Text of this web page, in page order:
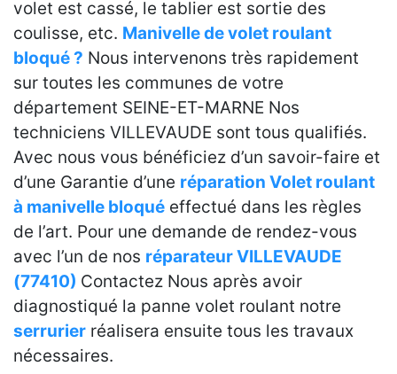
volet est cassé, le tablier est sortie des
coulisse, etc. Manivelle de volet roulant
bloqué ? Nous intervenons très rapidement
sur toutes les communes de votre
département SEINE-ET-MARNE Nos
techniciens VILLEVAUDE sont tous qualifiés.
Avec nous vous bénéficiez d’un savoir-faire et
d’une Garantie d’une réparation Volet roulant
à manivelle bloqué effectué dans les règles
de l’art. Pour une demande de rendez-vous
avec l’un de nos réparateur VILLEVAUDE
(77410) Contactez Nous après avoir
diagnostiqué la panne volet roulant notre
serrurier réalisera ensuite tous les travaux
nécessaires.